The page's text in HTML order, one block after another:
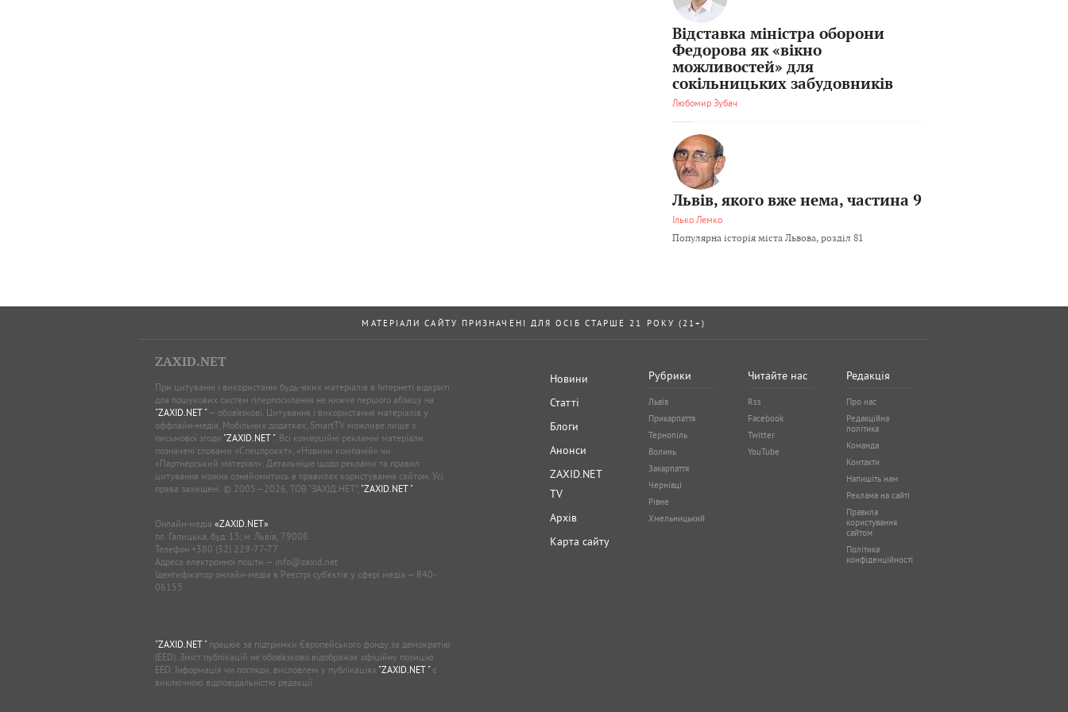
Відставка міністра оборони
Федорова як «вікно
можливостей» для
сокільницьких забудовників
Любомир Зубач
Львів, якого вже нема, частина 9
Ілько Лемко
Популярна історія міста Львова, розділ 81
МАТЕРІАЛИ САЙТУ ПРИЗНАЧЕНІ ДЛЯ ОСІБ СТАРШЕ 21 РОКУ (21+)
ZAXID.NET
При цитуванні і використанні будь-яких матеріалів в Інтернеті відкриті
для пошукових систем гіперпосилання не нижче першого абзацу на
"ZAXID.NET "— обов’язкові. Цитування і використання матеріалів у
оффлайн-медіа, Мобільних додатках, SmartTV можливе лише з
письмової згоди "ZAXID.NET ". Всі комерційні рекламні матеріали
позначені словами «Спецпроєкт», «Новини компаній» чи
«Партнерський матеріал». Детальніше щодо реклами та правил
цитування можна ознайомитись в правилах користування сайтом. Усі
права захищені. © 2005—2026, ТОВ “ЗАХІД.НЕТ”, "ZAXID.NET ".
Онлайн-медіа «ZAXID.NET»
пл. Галицька, буд. 15, м. Львів, 79008
Телефон +380 (32) 229-77-77
Адреса електронної пошти — info@zaxid.net
Ідентифікатор онлайн-медіа в Реєстрі суб'єктів у сфері медіа — R40-
06155
"ZAXID.NET "працює за підтримки Європейського фонду за демократію
(EED). Зміст публікацій не обов’язково відображає офіційну позицію
EED. Інформація чи погляди, висловлені у публікаціях "ZAXID.NET "є
виключною відповідальністю редакції.
Новини
Статті
Блоги
Анонси
ZAXID.NET
TV
Архів
Карта сайту
Рубрики
Львів
Прикарпаття
Тернопіль
Волинь
Закарпаття
Чернівці
Рівне
Хмельницький
Читайте нас
Rss
Facebook
Twitter
YouTube
Редакція
Про нас
Редакційна
політика
Команда
Контакти
Напишіть нам
Реклама на сайті
Правила
користування
сайтом
Політика
конфіденційності